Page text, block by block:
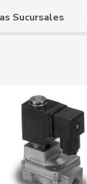
Sucursales